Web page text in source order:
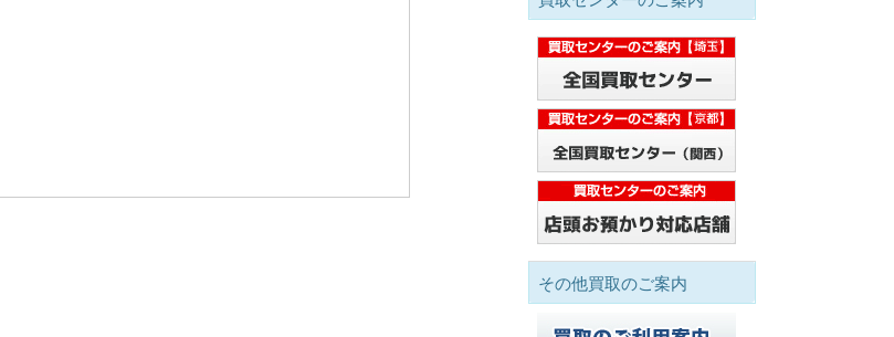
その他買取のご案内